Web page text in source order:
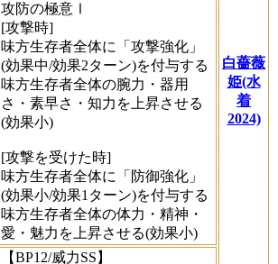
白薔薇
姫(水
着
2024)
攻防の極意Ⅰ
[攻撃時]
味方生存者全体に「攻撃強化」
(効果中/効果2ターン)を付与する
味方生存者全体の腕力・器用
さ・素早さ・知力を上昇させる
(効果小)
[攻撃を受けた時]
味方生存者全体に「防御強化」
(効果小/効果1ターン)を付与する
味方生存者全体の体力・精神・
愛・魅力を上昇させる(効果小)
【BP12/威力SS】